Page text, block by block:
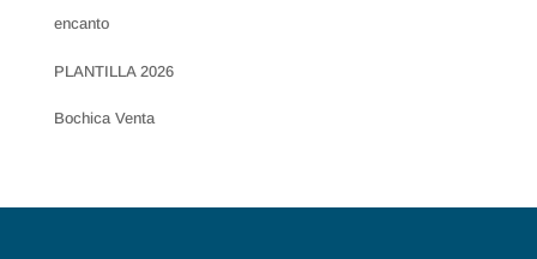
encanto
PLANTILLA 2026
Bochica Venta